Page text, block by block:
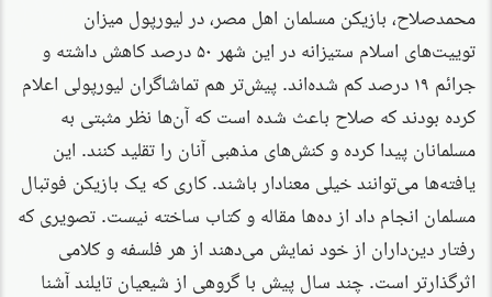
محمدصلاح، بازیکن مسلمان اهل مصر، در لیورپول میزان
توییت‌های اسلام ستیزانه در این شهر ۵۰ درصد کاهش داشته و
جرائم ۱۹ درصد کم شده‌اند. پیش‌تر هم تماشاگران لیورپولی اعلام
کرده بودند که صلاح باعث شده است که آن‌ها نظر مثبتی به
مسلمانان پیدا کرده و کنش‌های مذهبی آنان را تقلید کنند. این
یافته‌ها می‌توانند خیلی معنادار باشند. کاری که یک بازیکن فوتبال
مسلمان انجام داد از ده‌ها مقاله و کتاب ساخته نیست. تصویری که
رفتار دین‌داران از خود نمایش می‌دهند از هر فلسفه و کلامی
اثرگذارتر است. چند سال پیش با گروهی از شیعیان تایلند آشنا